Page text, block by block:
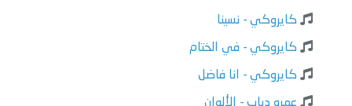
كايروكي - نسينا
كايروكي - في الختام
كايروكي - انا فاضل
عمرو دياب - الألوان